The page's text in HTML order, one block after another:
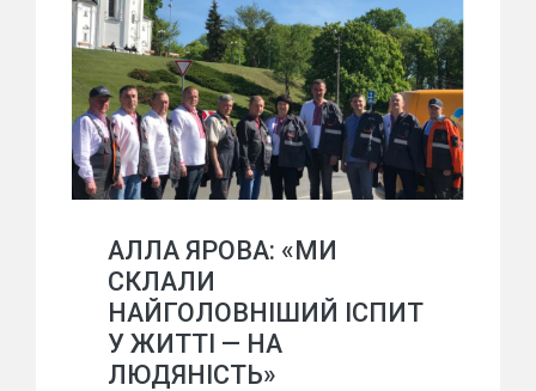
АЛЛА ЯРОВА: «МИ
СКЛАЛИ
НАЙГОЛОВНІШИЙ ІСПИТ
У ЖИТТІ — НА
ЛЮДЯНІСТЬ»